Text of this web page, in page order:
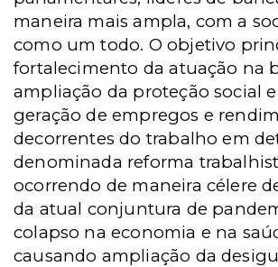
maneira mais ampla, com a
como um todo. O objetivo
fortalecimento da atuação na
ampliação da proteção social
geração de empregos e
decorrentes do trabalho em
denominada reforma
ocorrendo de maneira célere
da atual conjuntura de
colapso na economia e na
causando ampliação da